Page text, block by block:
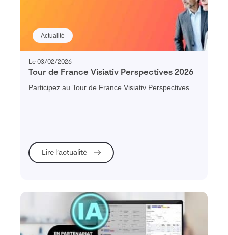
Actualité
Le 03/02/2026
Tour de France Visiativ Perspectives 2026
Participez au Tour de France Visiativ Perspectives et
Lire l’actualité